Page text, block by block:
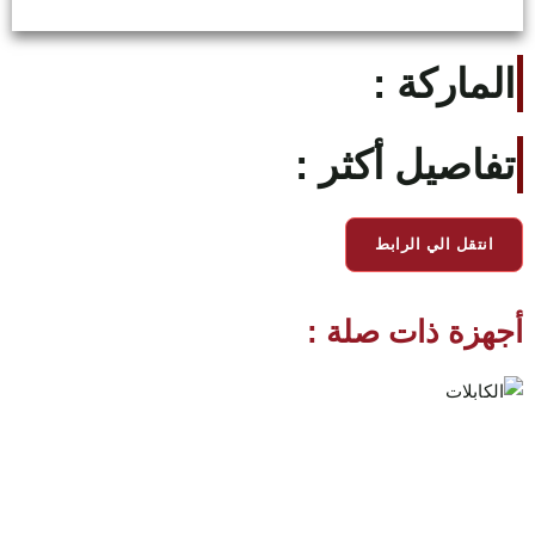
الماركة :
تفاصيل أكثر :
انتقل الي الرابط
أجهزة ذات صلة :